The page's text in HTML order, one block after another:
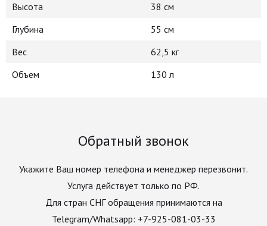
Высота
38 см
Глубина
55 см
Вес
62,5 кг
Объем
130 л
Обратный звонок
Укажите Ваш номер телефона и менеджер перезвонит.
Услуга действует только по РФ.
Для стран СНГ обращения принимаются на
Telegram/Whatsapp: +7-925-081-03-33